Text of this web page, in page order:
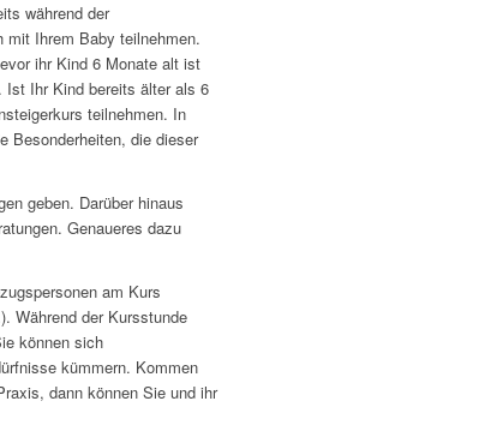
während der
mit Ihrem Baby teilnehmen.
ihr Kind 6 Monate alt ist
Ist Ihr Kind bereits älter als 6
teilnehmen. In
Besonderheiten, die dieser
geben. Darüber hinaus
Genaueres dazu
am Kurs
Während der Kursstunde
können sich
kümmern. Kommen
dann können Sie und ihr